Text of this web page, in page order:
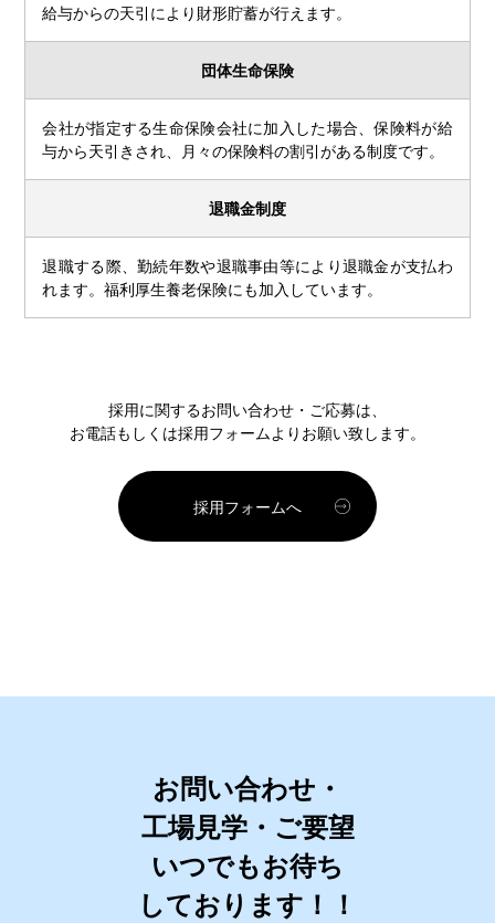
給与からの天引により財形貯蓄が行えます。
団体生命保険
会社が指定する生命保険会社に加入した場合、保険料が給
与から天引きされ、月々の保険料の割引がある制度です。
退職金制度
退職する際、勤続年数や退職事由等により退職金が支払わ
れます。福利厚生養老保険にも加入しています。
採用に関するお問い合わせ・ご応募は、
お電話もしくは採用フォームよりお願い致します。
採用フォームへ
お問い合わせ・
工場見学・ご要望
いつでもお待ち
しております！！